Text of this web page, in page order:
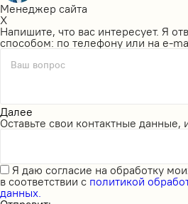
Менеджер сайта
X
Напишите, что вас интересует. Я
способом: по телефону или на e-
Ваш вопрос
Далее
Оставьте свои контактные данные,
Я даю согласие на обработку
в соответствии с политикой
данных.